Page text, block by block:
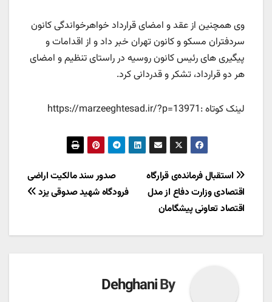
وی همچنین از عقد و امضای قرارداد خواهرخواندگی کانون
سردفتران مسکو و کانون تهران خبر داد و از اقدامات و
پیگیری های رئیس کانون روسیه در راستای تنظیم و امضای
هر دو قرارداد، تشکر و قدردانی کرد.
لینک کوتاه :https://marzeeghtesad.ir/?p=13971
راهبری
نوشته
صدور سند مالکیت اراضی
فرودگاه شهید صدوقی یزد
استقبال فرمانده‌ی قرارگاه
اقتصادی وزارت دفاع از مدل
اقتصاد تعاونی پیشگامان
By
Dehghani